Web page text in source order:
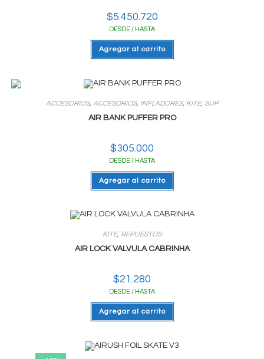
$5.450.720
DESDE / HASTA
Agregar al carrito
ACCESORIOS, ACCESORIOS, INFLADORES, KITE, SUP
AIR BANK PUFFER PRO
$305.000
DESDE / HASTA
Agregar al carrito
KITE, REPUESTOS
AIR LOCK VALVULA CABRINHA
$21.280
DESDE / HASTA
Agregar al carrito